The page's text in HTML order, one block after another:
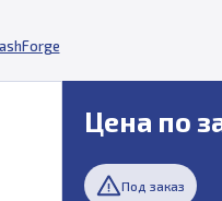
Цена по
Под заказ